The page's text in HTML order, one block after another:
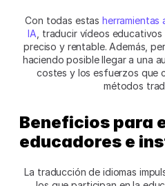
Con todas estas herramientas
IA , traducir vídeos
preciso y rentable. Además,
haciendo posible llegar a una
costes y los esfuerzos que
métodos
Beneficios para
educadores e
La traducción de idiomas